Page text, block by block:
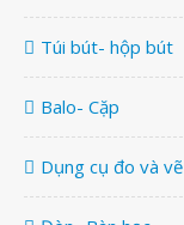
Túi bút- hộp bút
Balo- Cặp
Dụng cụ đo và vẽ